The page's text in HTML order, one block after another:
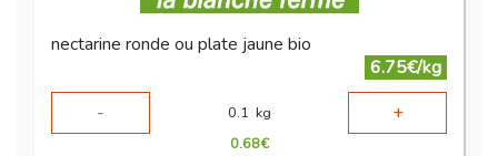
nectarine ronde ou plate jaune bio
6.75€/kg
-
0.1 kg +
0.68€